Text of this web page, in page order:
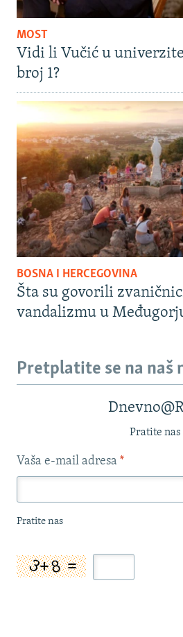
MOST
Vidi li Vučić u
broj 1?
BOSNA I HERCEGOVINA
Šta su govorili
vandalizmu u
Pretplatite se na naš
Pratite nas
Vaša e-mail adresa *
Pratite nas